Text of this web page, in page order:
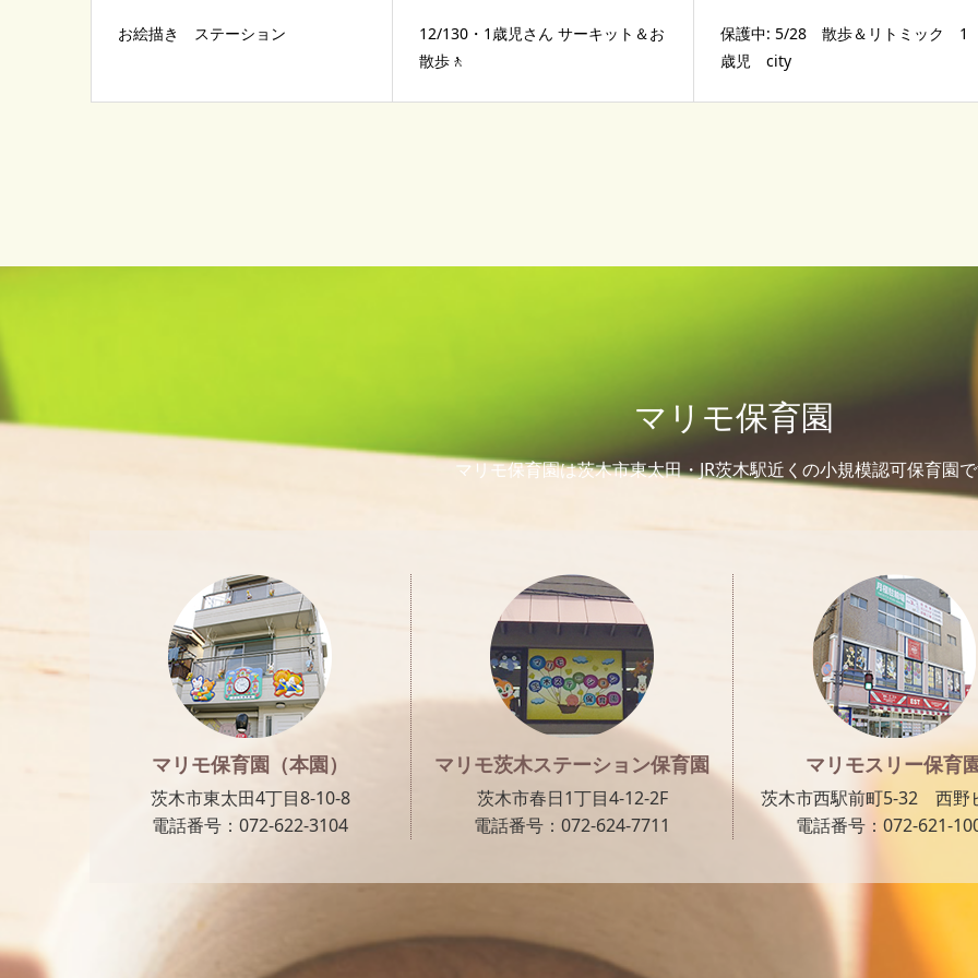
お絵描き ステーション
12/130・1歳児さん サーキット＆お
散歩🚶
保護中: 5/28 散歩＆リトミック 1
歳児 city
マリモ保育園
マリモ保育園は茨木市東太田・JR茨木駅近くの小規模認可保育園
マリモ保育園（本園）
茨木市東太田4丁目8-10-8
電話番号：072-622-3104
マリモ茨木ステーション保育園
茨木市春日1丁目4-12-2F
電話番号：072-624-7711
マリモスリー保育
茨木市西駅前町5-32 西野
電話番号：072-621-